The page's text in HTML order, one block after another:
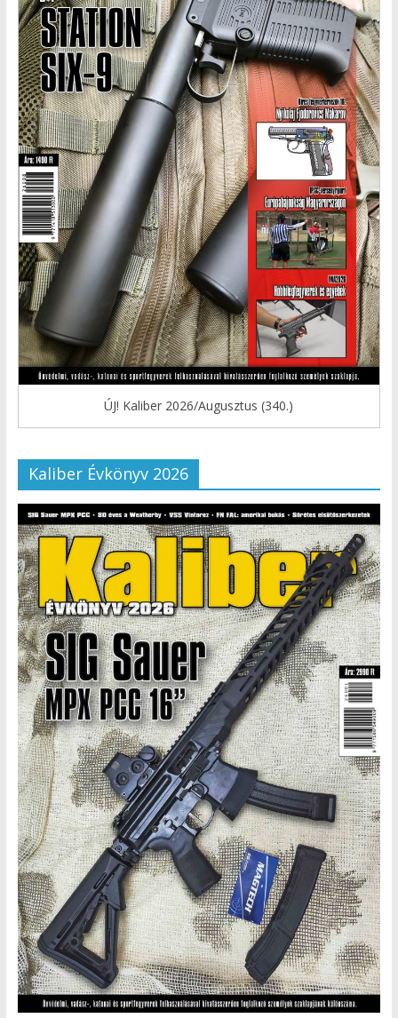
ÚJ! Kaliber 2026/Augusztus (340.)
Kaliber Évkönyv 2026